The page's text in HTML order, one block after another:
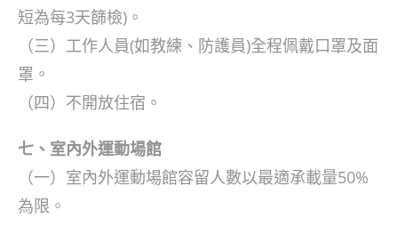
短為每3天篩檢)。
（三）工作人員(如教練、防護員)全程佩戴口罩及面
罩。
（四）不開放住宿。
七、室內外運動場館
（一）室內外運動場館容留人數以最適承載量50%
為限。